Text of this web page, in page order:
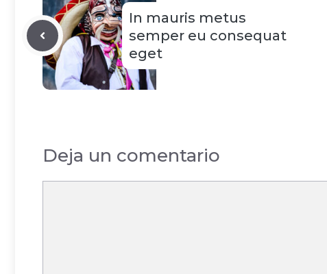
In mauris metus
semper eu consequat
eget
Deja un comentario